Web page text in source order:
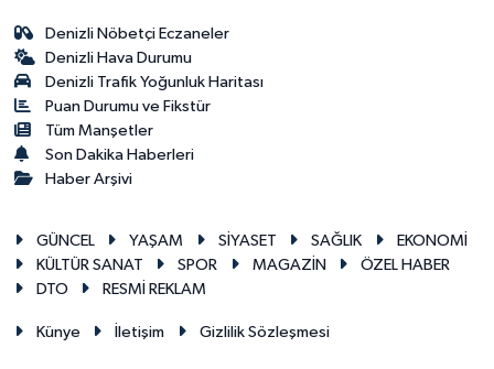
Denizli Nöbetçi Eczaneler
Denizli Hava Durumu
Denizli Trafik Yoğunluk Haritası
Puan Durumu ve Fikstür
Tüm Manşetler
Son Dakika Haberleri
Haber Arşivi
GÜNCEL YAŞAM SİYASET SAĞLIK
EKONOMİ
KÜLTÜR SANAT
SPOR MAGAZİN
ÖZEL HABER
DTO
RESMİ REKLAM
Künye İletişim Gizlilik Sözleşmesi